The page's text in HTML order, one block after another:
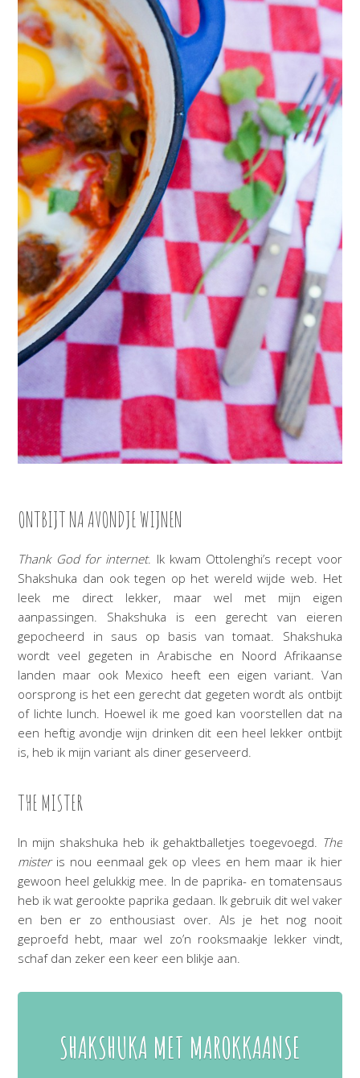
ONTBIJT NA AVONDJE WIJNEN
Thank God for internet. Ik kwam Ottolenghi’s recept voor
Shakshuka dan ook tegen op het wereld wijde web. Het
leek me direct lekker, maar wel met mijn eigen
aanpassingen. Shakshuka is een gerecht van eieren
gepocheerd in saus op basis van tomaat. Shakshuka
wordt veel gegeten in Arabische en Noord Afrikaanse
landen maar ook Mexico heeft een eigen variant. Van
oorsprong is het een gerecht dat gegeten wordt als ontbijt
of lichte lunch. Hoewel ik me goed kan voorstellen dat na
een heftig avondje wijn drinken dit een heel lekker ontbijt
is, heb ik mijn variant als diner geserveerd.
THE MISTER
In mijn shakshuka heb ik gehaktballetjes toegevoegd.
The
misteris nou eenmaal gek op vlees en hem maar ik hier
gewoon heel gelukkig mee. In de paprika- en tomatensaus
heb ik wat gerookte paprika gedaan. Ik gebruik dit wel vaker
en ben er zo enthousiast over. Als je het nog nooit
geproefd hebt, maar wel zo’n rooksmaakje lekker vindt,
schaf dan zeker een keer een blikje aan.
SHAKSHUKA MET MAROKKAANSE